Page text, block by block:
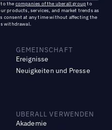
to the companies of the uberall groupto
products, services, and market trends as
consent at any time without affecting the
withdrawal.
GEMEINSCHAFT
Ereignisse
Neuigkeiten und Presse
UBERALL VERWENDEN
Akademie